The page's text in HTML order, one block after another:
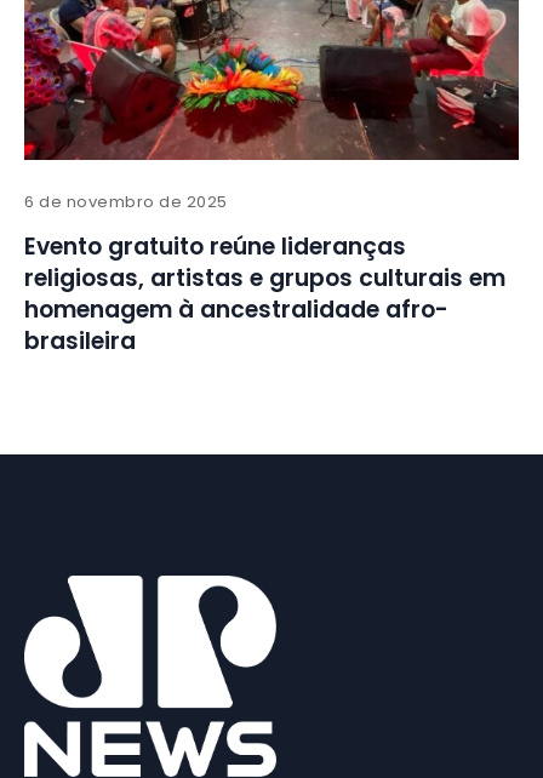
6 de novembro de 2025
Evento gratuito reúne lideranças
religiosas, artistas e grupos culturais em
homenagem à ancestralidade afro-
brasileira